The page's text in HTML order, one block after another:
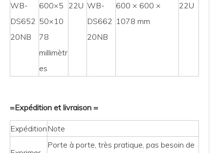
WB-
DS652
20NB
600×5
50×10
78
millimètr
es
22U WB-
DS662
20NB
600 × 600 ×
1078 mm
22U
=Expédition et livraison =
Expédition Note
Porte à porte, très pratique, pas besoin de